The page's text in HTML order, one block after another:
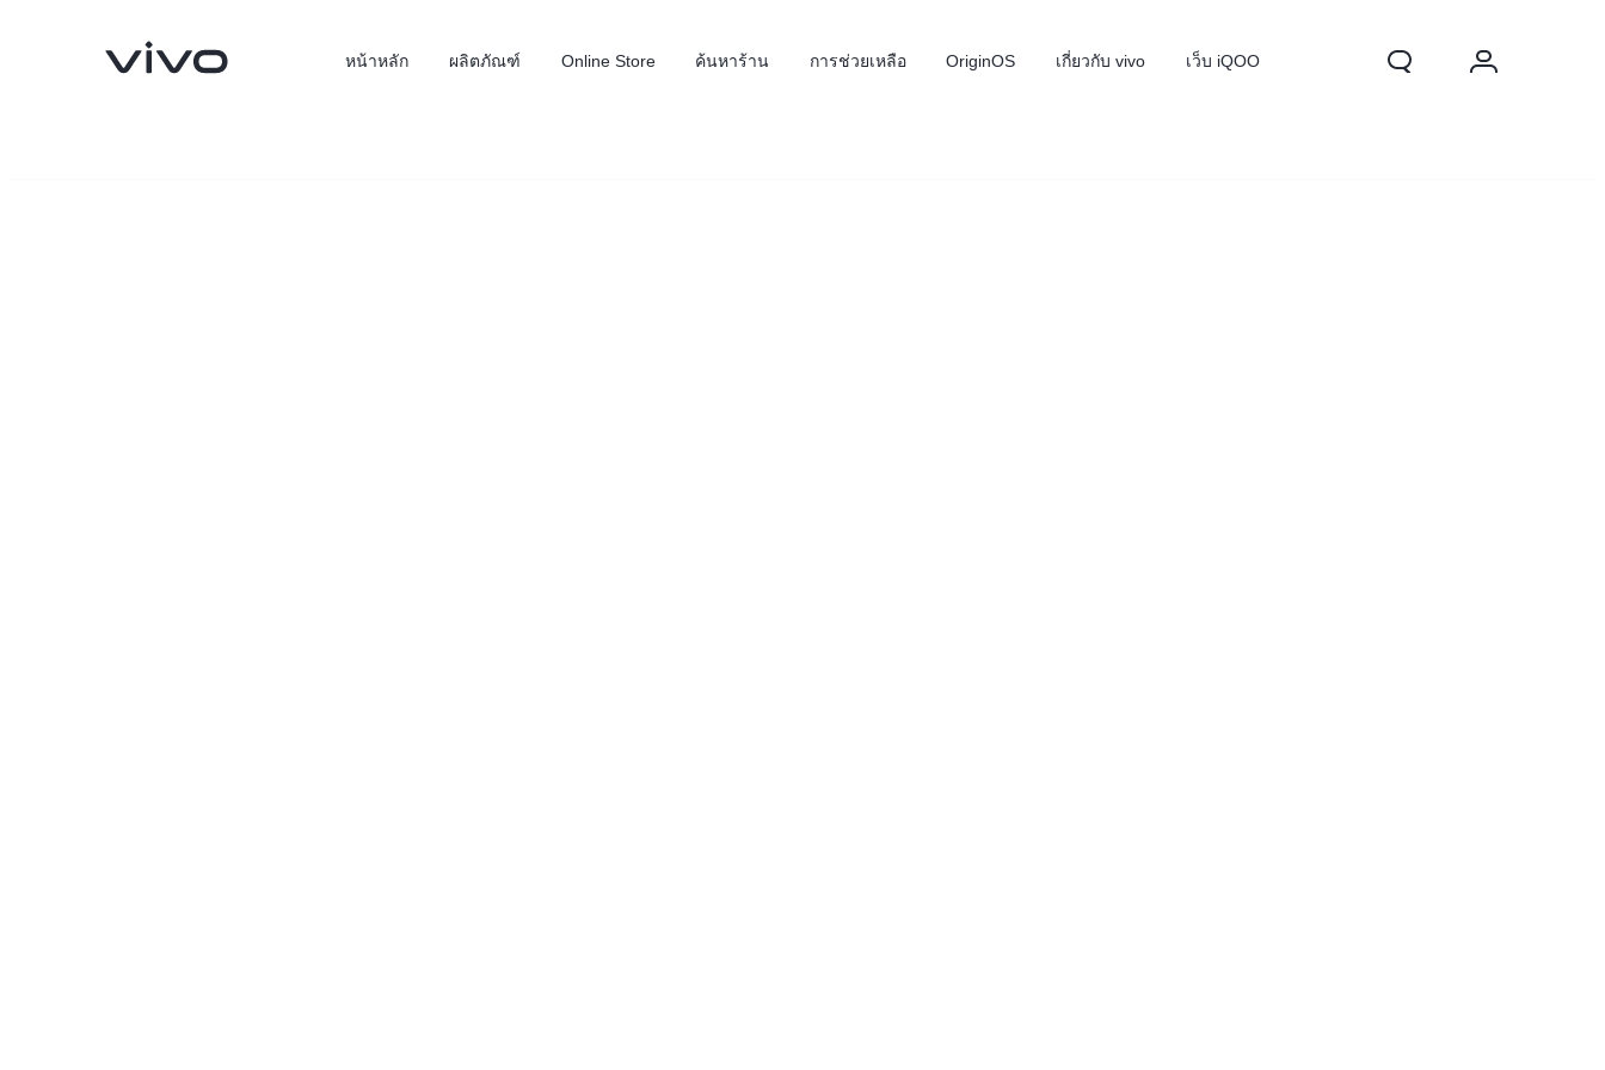
หน้าหลัก ผลิตภัณฑ์ Online Store ค้นหาร้าน การช่วยเหลือ OriginOS เกี่ยวกับ vivo เว็บ iQOO